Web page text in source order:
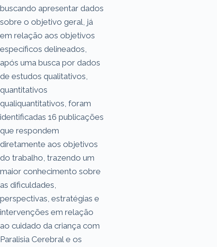
buscando apresentar dados
sobre o objetivo geral, já
em relação aos objetivos
específicos delineados,
após uma busca por dados
de estudos qualitativos,
quantitativos
qualiquantitativos, foram
identificadas 16 publicações
que respondem
diretamente aos objetivos
do trabalho, trazendo um
maior conhecimento sobre
as dificuldades,
perspectivas, estratégias e
intervenções em relação
ao cuidado da criança com
Paralisia Cerebral e os